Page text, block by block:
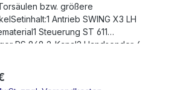
bzw. größere
Antrieb SWING X3 LH
Steuerung ST 611
RS 868 2-Kanal2 Handsender 4-
230 VHub: 450